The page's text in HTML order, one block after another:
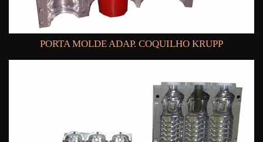
PORTA MOLDE ADAP. COQUILHO KRUPP